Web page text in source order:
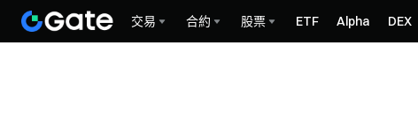
交易 合約 股票 ETF Alpha DEX